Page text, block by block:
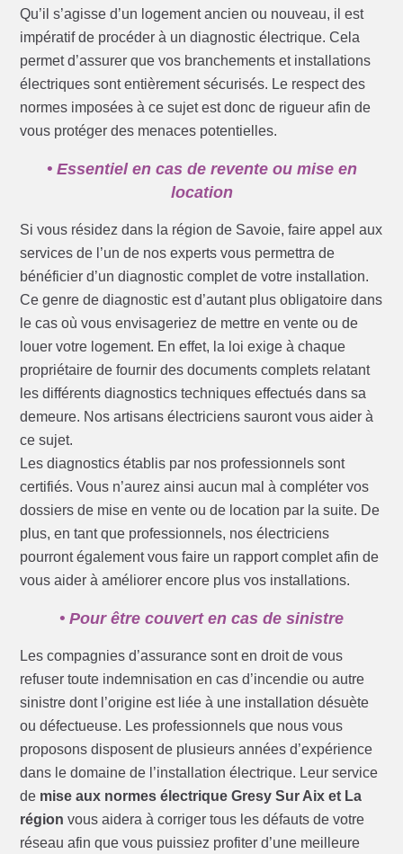
Qu’il s’agisse d’un logement ancien ou nouveau, il est
impératif de procéder à un diagnostic électrique. Cela
permet d’assurer que vos branchements et installations
électriques sont entièrement sécurisés. Le respect des
normes imposées à ce sujet est donc de rigueur afin de
vous protéger des menaces potentielles.
• Essentiel en cas de revente ou mise en
location
Si vous résidez dans la région de Savoie, faire appel aux
services de l’un de nos experts vous permettra de
bénéficier d’un diagnostic complet de votre installation.
Ce genre de diagnostic est d’autant plus obligatoire dans
le cas où vous envisageriez de mettre en vente ou de
louer votre logement. En effet, la loi exige à chaque
propriétaire de fournir des documents complets relatant
les différents diagnostics techniques effectués dans sa
demeure. Nos artisans électriciens sauront vous aider à
ce sujet.
Les diagnostics établis par nos professionnels sont
certifiés. Vous n’aurez ainsi aucun mal à compléter vos
dossiers de mise en vente ou de location par la suite. De
plus, en tant que professionnels, nos électriciens
pourront également vous faire un rapport complet afin de
vous aider à améliorer encore plus vos installations.
• Pour être couvert en cas de sinistre
Les compagnies d’assurance sont en droit de vous
refuser toute indemnisation en cas d’incendie ou autre
sinistre dont l’origine est liée à une installation désuète
ou défectueuse. Les professionnels que nous vous
proposons disposent de plusieurs années d’expérience
dans le domaine de l’installation électrique. Leur service
de mise aux normes électrique Gresy Sur Aix et La
région vous aidera à corriger tous les défauts de votre
réseau afin que vous puissiez profiter d’une meilleure